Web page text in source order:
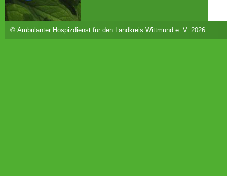
© Ambulanter Hospizdienst für den Landkreis Wittmund e. V. 2026